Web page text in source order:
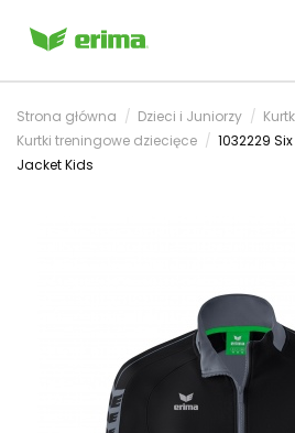
Strona główna Dzieci i Juniorzy
Kurtki treningowe dziecięce
1032229
Jacket Kids